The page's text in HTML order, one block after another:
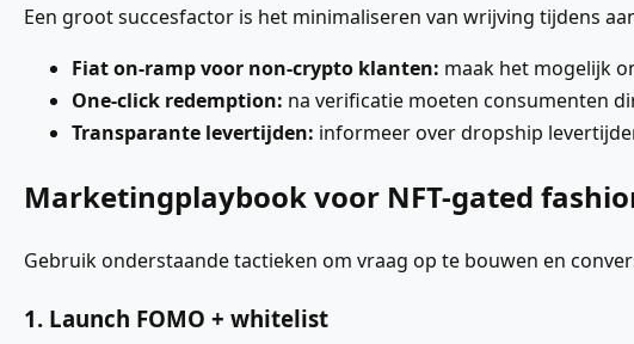
Een groot succesfactor is het minimaliseren van wrijving tijdens
Fiat on-ramp voor non-crypto klanten: maak het mogelijk
One-click redemption: na verificatie moeten consumenten
Transparante levertijden: informeer over dropship
Marketingplaybook voor NFT-gated
Gebruik onderstaande tactieken om vraag op te bouwen en
1. Launch FOMO + whitelist